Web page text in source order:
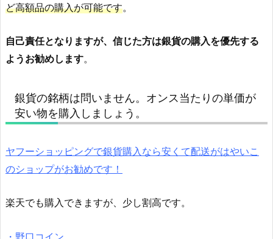
ど高額品の購入が可能です。
自己責任となりますが、信じた方は銀貨の購入を優先する
ようお勧めします。
銀貨の銘柄は問いません。オンス当たりの単価が
安い物を購入しましょう。
ヤフーショッピングで銀貨購入なら安くて配送がはやいこ
のショップがお勧めです！
楽天でも購入できますが、少し割高です。
・ 野口コイン